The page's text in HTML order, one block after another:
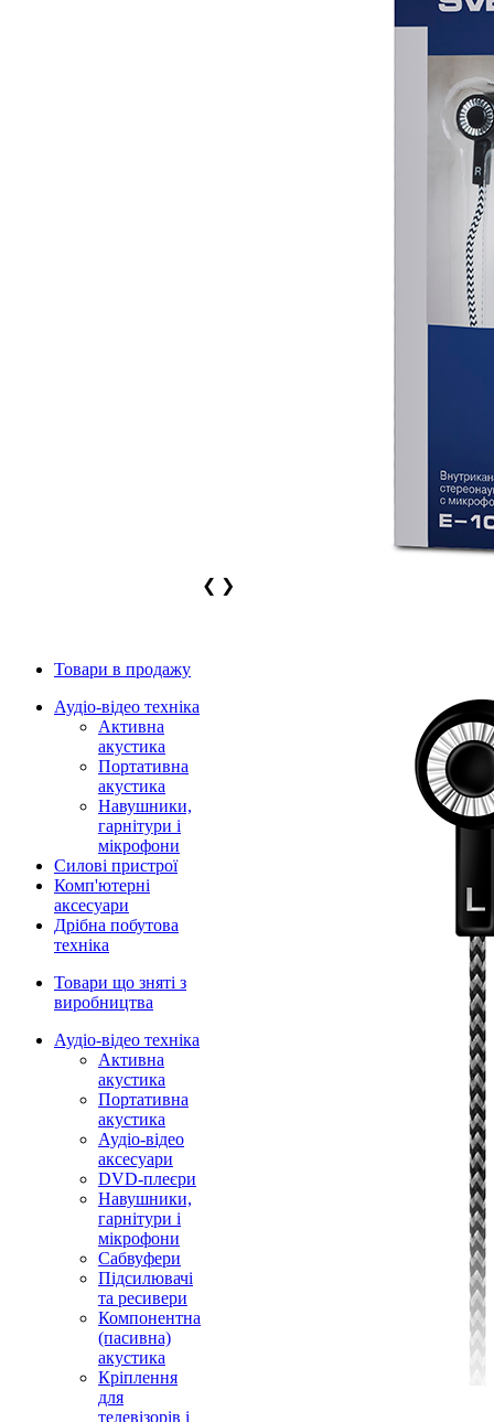
Товари в продажу
Аудіо-відео техніка
Активна
акустика
Портативна
акустика
Навушники,
гарнітури і
мікрофони
Силові пристрої
Комп'ютерні
аксесуари
Дрібна побутова
техніка
Товари що зняті з
виробництва
Аудіо-відео техніка
Активна
акустика
Портативна
акустика
Аудіо-відео
аксесуари
DVD-плеєри
Навушники,
гарнітури і
мікрофони
Сабвуфери
Підсилювачі
та ресивери
Компонентна
(пасивна)
акустика
Кріплення
для
телевізорів і
❮ ❯